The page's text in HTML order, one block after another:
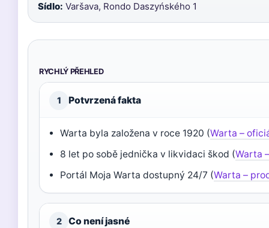
Sídlo: Varšava, Rondo Daszyńského 1
RYCHLÝ PŘEHLED
1 Potvrzená fakta
Warta byla založena v roce 1920 (Warta –
8 let po sobě jednička v likvidaci škod (Warta
Portál Moja Warta dostupný 24/7 (Warta –
2 Co není jasné